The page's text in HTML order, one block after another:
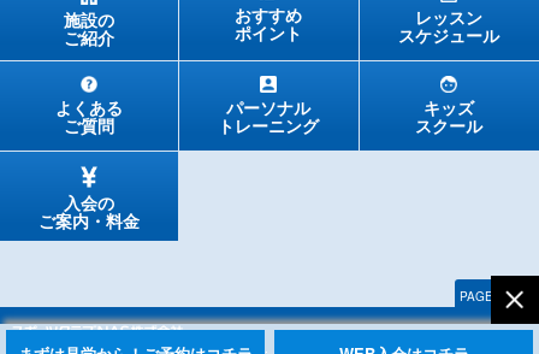
施設の
ご紹介
おすすめ
ポイント
レッスン
スケジュール
よくある
ご質問
パーソナル
トレーニング
キッズ
スクール
入会の
ご案内・料金
PAGE TOP
Copyright Sports Club NAS All rights reserved.